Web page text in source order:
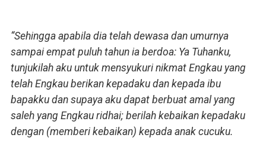
“Sehingga apabila dia telah dewasa dan umurnya
sampai empat puluh tahun ia berdoa: Ya Tuhanku,
tunjukilah aku untuk mensyukuri nikmat Engkau yang
telah Engkau berikan kepadaku dan kepada ibu
bapakku dan supaya aku dapat berbuat amal yang
saleh yang Engkau ridhai; berilah kebaikan kepadaku
dengan (memberi kebaikan) kepada anak cucuku.